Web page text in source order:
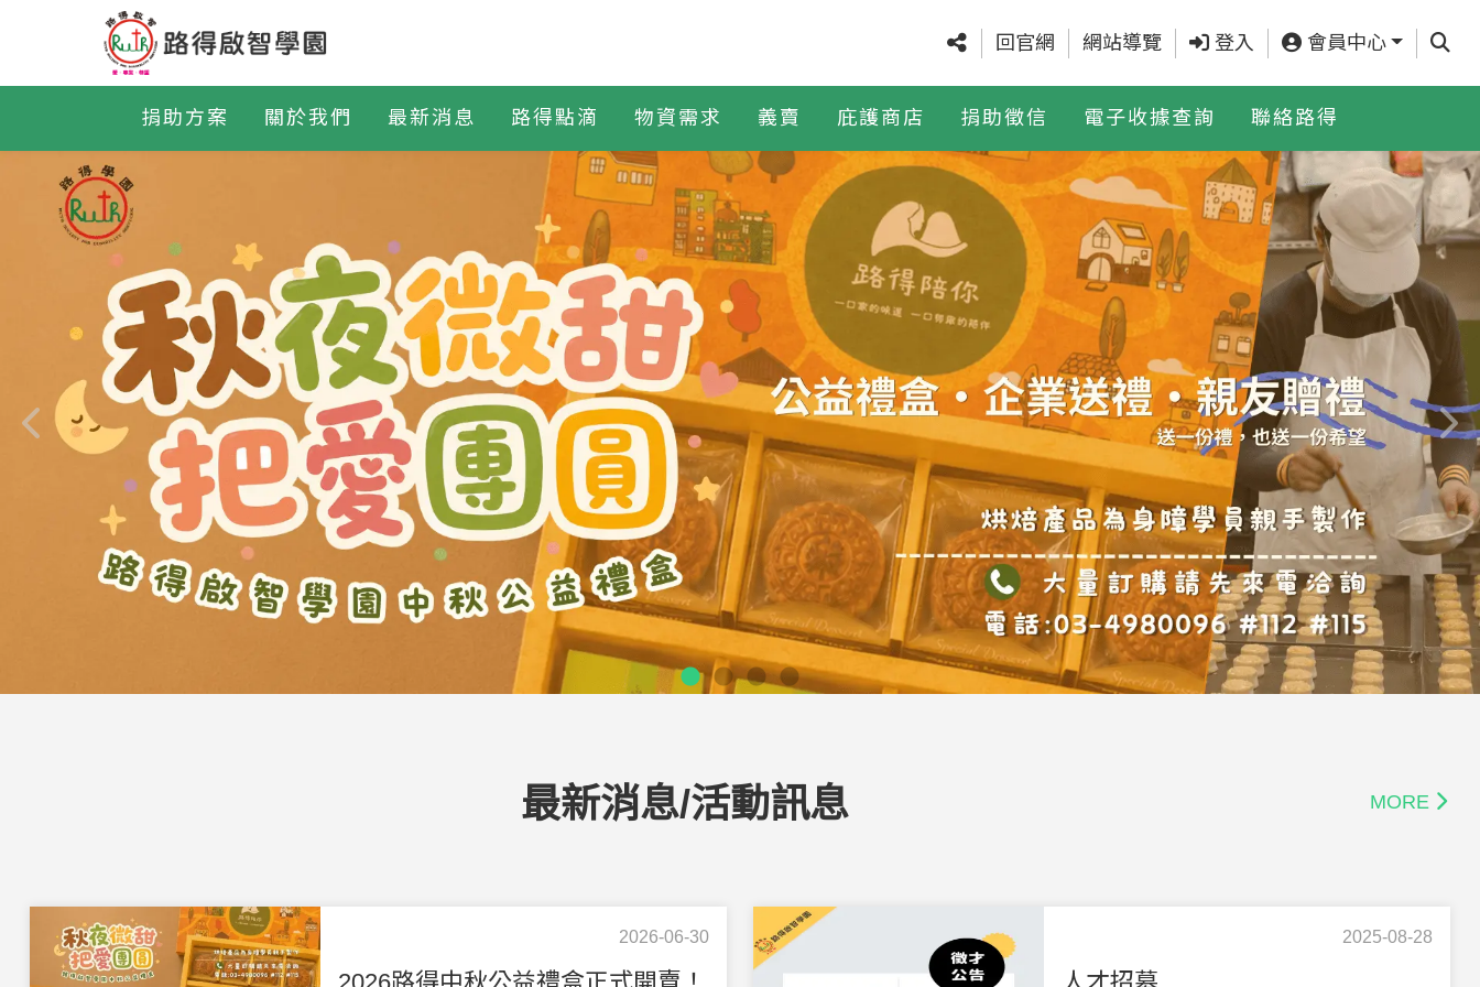
回官網 網站導覽 登入 會員中心 查詢
捐助方案 關於我們 最新消息 路得點滴 物資需求 義賣 庇護商店 捐助徵信 電子收據查詢 聯絡路得
形象網站
最新消息/活動訊息 MORE
2026-06-30 2025-08-28